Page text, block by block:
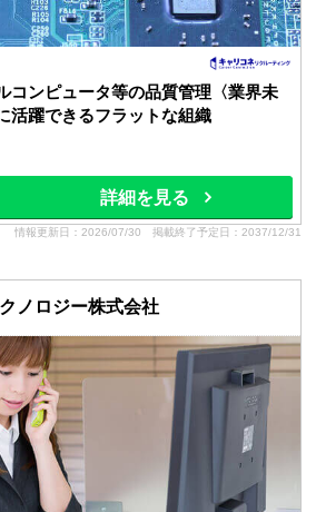
コンピュータ等の品質管理〈業界未
活躍できるフラットな組織
詳細を見る
情報更新日：2026/07/30 掲載終了予定日：2037/12/31
ノロジー株式会社